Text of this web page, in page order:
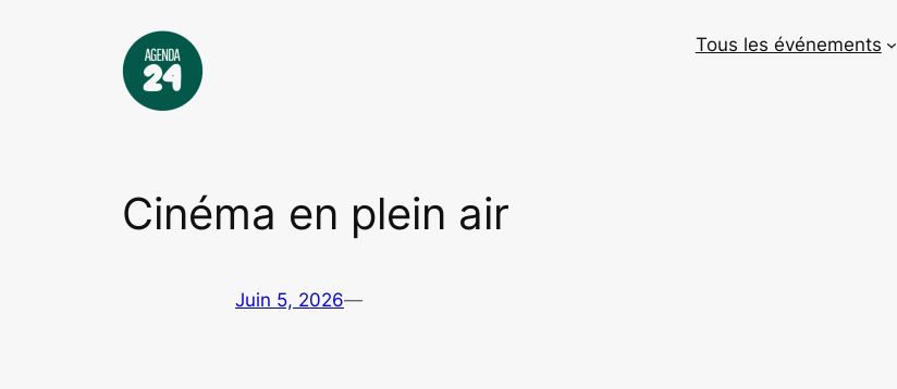
Tous les événements
Cinéma en plein air
Juin 5, 2026—